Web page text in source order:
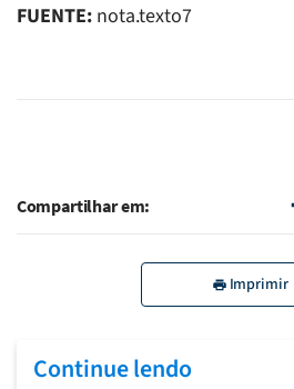
FUENTE: nota.texto7
Compartilhar em:
Imprimir
Continue lendo